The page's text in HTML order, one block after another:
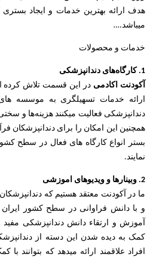
هدف ارائه بهترین خدمات و ایجاد
میباشد.…
خدمات و محصولات
1. کارگاه‌های دندانپزشکی
آکودنت اکادمی در این قسمت تلاش کرده
ارائه خدمات تسهیلگری به موسسه
دندانپزشکی فعالیت میکنند هزینه‌ها و
همچنین این امکان را برای دندانپزشکان
بستر انواع کارگاه های فعال در سطح
نمایند.
2. وبینارها و ویدیوهای اموزشی
ما در آکودنت معتقد هستیم که
و با دانش فراوانی در سطح کشور ایران
آموزش و ارتقاء دانش دندانپزشکی
کمک به دیده شدن این دسته از
افراد علاقمند ارائه میدهد که بتوانند